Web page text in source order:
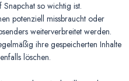
so wichtig ist.
potenziell missbraucht oder
weiterverbreitet werden.
ihre gespeicherten Inhalte
löschen.